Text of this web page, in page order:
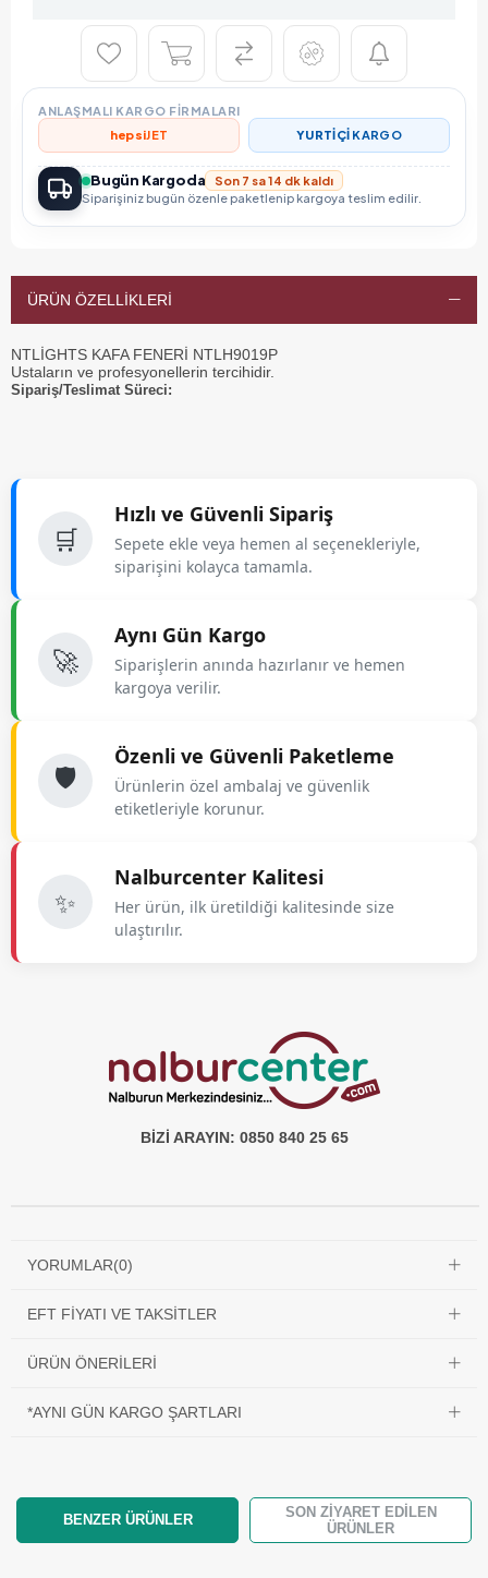
ANLAŞMALI KARGO FIRMALARI
hepsiJET YURTİÇİ KARGO
Bugün Kargoda
Son 7 sa 14 dk kaldı
Siparişiniz bugün özenle paketlenip kargoya teslim edilir.
ÜRÜN ÖZELLIKLERI
NTLİGHTS KAFA FENERİ NTLH9019P
Ustaların ve profesyonellerin tercihidir.
Sipariş/Teslimat Süreci:
🛒
Hızlı ve Güvenli Sipariş
Sepete ekle veya hemen al seçenekleriyle,
siparişini kolayca tamamla.
🚀
Aynı Gün Kargo
Siparişlerin anında hazırlanır ve hemen
kargoya verilir.
🛡️
Özenli ve Güvenli Paketleme
Ürünlerin özel ambalaj ve güvenlik
etiketleriyle korunur.
✨
Nalburcenter Kalitesi
Her ürün, ilk üretildiği kalitesinde size
ulaştırılır.
BİZİ ARAYIN: 0850 840 25 65
YORUMLAR(0)
EFT FIYATI VE TAKSITLER
ÜRÜN ÖNERILERI
*AYNI GÜN KARGO ŞARTLARI
BENZER ÜRÜNLER
SON ZIYARET EDILEN
ÜRÜNLER